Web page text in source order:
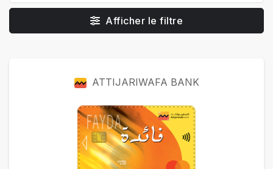
Afficher le filtre
ATTIJARIWAFA BANK